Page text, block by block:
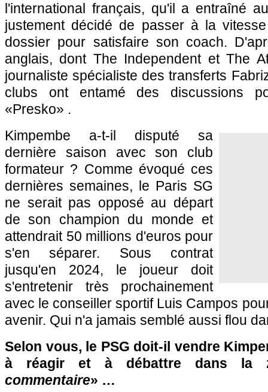
l'international français, qu'il a entraîné
justement décidé de passer à la
dossier pour satisfaire son coach.
anglais, dont The Independent et The
journaliste spécialiste des transferts
clubs ont entamé des discussions
«Presko» .
Kimpembe a-t-il disputé sa
dernière saison avec son club
formateur ? Comme évoqué ces
dernières semaines, le Paris SG
ne serait pas opposé au départ
de son champion du monde et
attendrait 50 millions d'euros pour
s'en séparer. Sous contrat
jusqu'en 2024, le joueur doit
s'entretenir très prochainement
avec le conseiller sportif Luis Campos
avenir. Qui n'a jamais semblé aussi flou
Selon vous, le PSG doit-il vendre
à réagir et à débattre dans la
commentaire» …